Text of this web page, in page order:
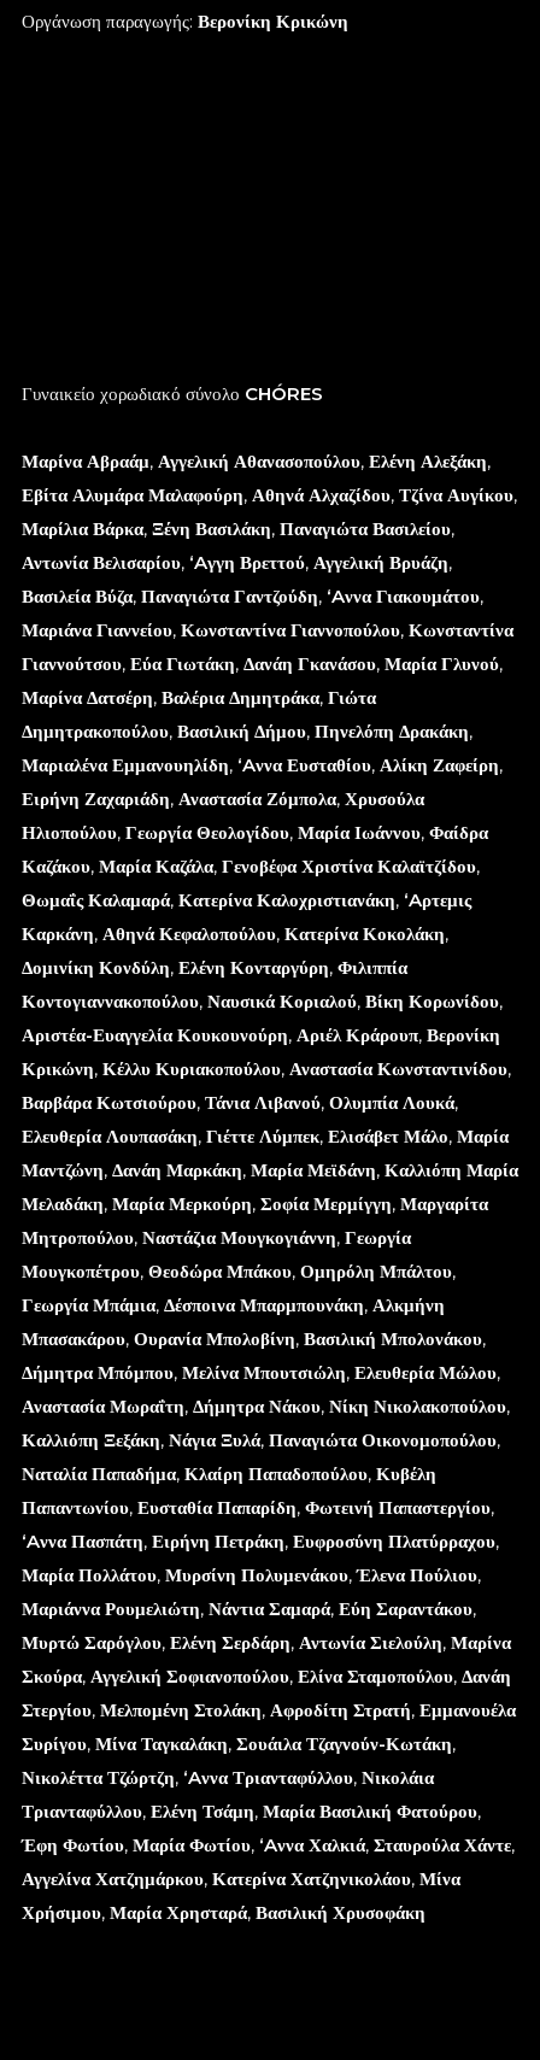
Οργάνωση παραγωγής: Βερονίκη Κρικώνη
Γυναικείο χορωδιακό σύνολο CHÓRES
Μαρίνα Αβραάμ, Αγγελική Αθανασοπούλου, Ελένη Αλεξάκη,
Εβίτα Αλυμάρα Μαλαφούρη, Αθηνά Αλχαζίδου, Τζίνα Αυγίκου,
Μαρίλια Βάρκα, Ξένη Βασιλάκη, Παναγιώτα Βασιλείου,
Αντωνία Βελισαρίου, ‘Aγγη Βρεττού, Αγγελική Βρυάζη,
Βασιλεία Βύζα, Παναγιώτα Γαντζούδη, ‘Aννα Γιακουμάτου,
Μαριάνα Γιαννείου, Κωνσταντίνα Γιαννοπούλου, Κωνσταντίνα
Γιαννούτσου, Εύα Γιωτάκη, Δανάη Γκανάσου, Μαρία Γλυνού,
Μαρίνα Δατσέρη, Βαλέρια Δημητράκα, Γιώτα
Δημητρακοπούλου, Βασιλική Δήμου, Πηνελόπη Δρακάκη,
Μαριαλένα Εμμανουηλίδη, ‘Aννα Ευσταθίου, Αλίκη Ζαφείρη,
Ειρήνη Ζαχαριάδη, Αναστασία Ζόμπολα, Χρυσούλα
Ηλιοπούλου, Γεωργία Θεολογίδου, Μαρία Ιωάννου, Φαίδρα
Καζάκου, Μαρία Καζάλα, Γενοβέφα Χριστίνα Καλαϊτζίδου,
Θωμαΐς Καλαμαρά, Κατερίνα Καλοχριστιανάκη, ‘Aρτεμις
Καρκάνη, Αθηνά Κεφαλοπούλου, Κατερίνα Κοκολάκη,
Δομινίκη Κονδύλη, Ελένη Κονταργύρη, Φιλιππία
Κοντογιαννακοπούλου, Ναυσικά Κοριαλού, Βίκη Κορωνίδου,
Αριστέα-Ευαγγελία Κουκουνούρη, Αριέλ Κράρουπ, Βερονίκη
Κρικώνη, Κέλλυ Κυριακοπούλου, Αναστασία Κωνσταντινίδου,
Βαρβάρα Κωτσιούρου, Τάνια Λιβανού, Ολυμπία Λουκά,
Ελευθερία Λουπασάκη, Γιέττε Λύμπεκ, Ελισάβετ Μάλο, Μαρία
Μαντζώνη, Δανάη Μαρκάκη, Μαρία Μεϊδάνη, Καλλιόπη Μαρία
Μελαδάκη, Μαρία Μερκούρη, Σοφία Μερμίγγη, Μαργαρίτα
Μητροπούλου, Ναστάζια Μουγκογιάννη, Γεωργία
Μουγκοπέτρου, Θεοδώρα Μπάκου, Ομηρόλη Μπάλτου,
Γεωργία Μπάμια, Δέσποινα Μπαρμπουνάκη, Αλκμήνη
Μπασακάρου, Ουρανία Μπολοβίνη, Βασιλική Μπολονάκου,
Δήμητρα Μπόμπου, Μελίνα Μπουτσιώλη, Ελευθερία Μώλου,
Αναστασία Μωραΐτη, Δήμητρα Νάκου, Νίκη Νικολακοπούλου,
Καλλιόπη Ξεξάκη, Νάγια Ξυλά, Παναγιώτα Οικονομοπούλου,
Ναταλία Παπαδήμα, Κλαίρη Παπαδοπούλου, Κυβέλη
Παπαντωνίου, Ευσταθία Παπαρίδη, Φωτεινή Παπαστεργίου,
‘Aννα Πασπάτη, Ειρήνη Πετράκη, Ευφροσύνη Πλατύρραχου,
Μαρία Πολλάτου, Μυρσίνη Πολυμενάκου,Έλενα Πούλιου,
Μαριάννα Ρουμελιώτη, Νάντια Σαμαρά, Εύη Σαραντάκου,
Μυρτώ Σαρόγλου, Ελένη Σερδάρη, Αντωνία Σιελούλη, Μαρίνα
Σκούρα, Αγγελική Σοφιανοπούλου, Ελίνα Σταμοπούλου, Δανάη
Στεργίου, Μελπομένη Στολάκη, Αφροδίτη Στρατή, Εμμανουέλα
Συρίγου, Μίνα Ταγκαλάκη, Σουάιλα Τζαγνούν-Κωτάκη,
Νικολέττα Τζώρτζη, ‘Aννα Τριανταφύλλου, Νικολάια
Τριανταφύλλου, Ελένη Τσάμη, Μαρία Βασιλική Φατούρου,
Έφη Φωτίου, Μαρία Φωτίου, ‘Aννα Χαλκιά, Σταυρούλα Χάντε,
Αγγελίνα Χατζημάρκου, Κατερίνα Χατζηνικολάου, Μίνα
Χρήσιμου, Μαρία Χρησταρά, Βασιλική Χρυσοφάκη